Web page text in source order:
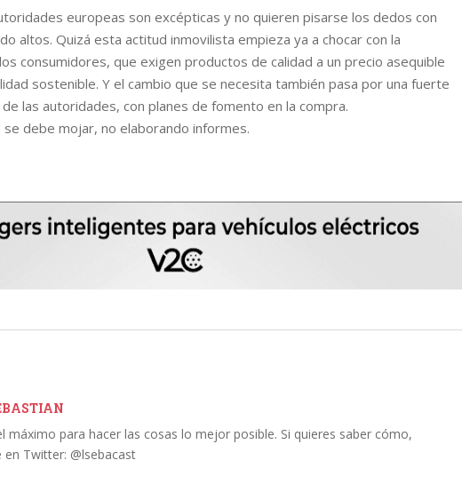
europeas son excépticas y no quieren pisarse los dedos con
altos. Quizá esta actitud inmovilista empieza ya a chocar con la
consumidores, que exigen productos de calidad a un precio asequible
sostenible. Y el cambio que se necesita también pasa por una fuerte
las autoridades, con planes de fomento en la compra.
se debe mojar, no elaborando informes.
máximo para hacer las cosas lo mejor posible. Si quieres saber cómo,
en Twitter: @lsebacast